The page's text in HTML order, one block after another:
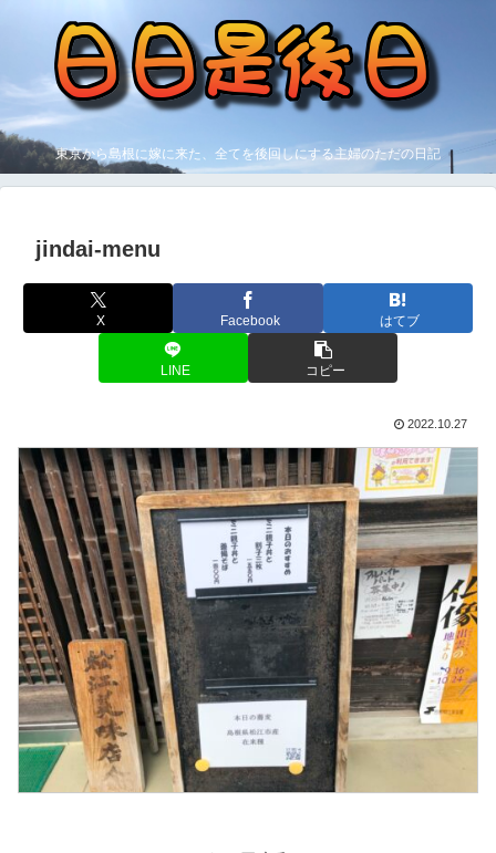
東京から島根に嫁に来た、全てを後回しにする主婦のただの日記
jindai-menu
X Facebook はてブ
LINE コピー
2022.10.27